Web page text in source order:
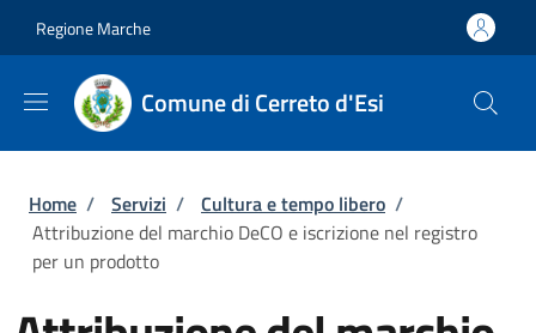
Regione Marche
Comune di Cerreto d'Esi
Briciole di pane
Home / Servizi / Cultura e tempo libero /
Attribuzione del marchio DeCO e iscrizione nel registro
per un prodotto